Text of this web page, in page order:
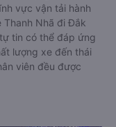
vực vận tải hành
Thanh Nhã đi Đắk
tin có thể đáp ứng
lượng xe đến thái
viên đều được